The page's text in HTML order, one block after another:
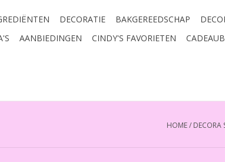
DECORATIE BAKGEREEDSCHAP
AANBIEDINGEN CINDY'S FAVORIETEN
HOME/ DECORA